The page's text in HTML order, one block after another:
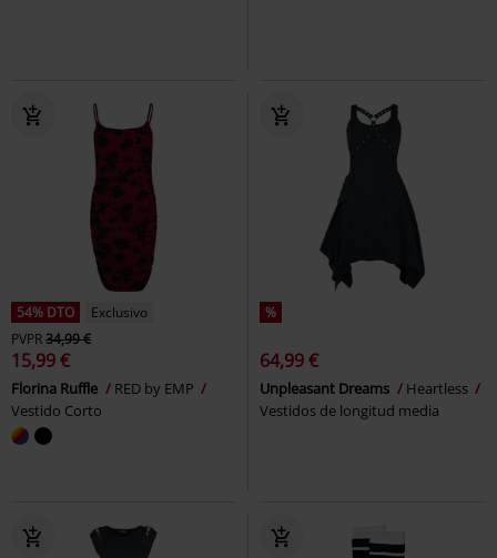
54% DTO
Exclusivo
PVPR34,99 €
15,99 €
Florina Ruffle
RED by EMP
Vestido Corto
%
64,99 €
Unpleasant Dreams
Heartless
Vestidos de longitud media